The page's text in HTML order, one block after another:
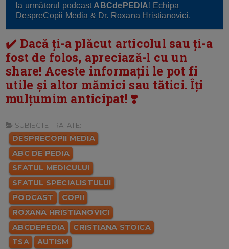
la următorul podcast ABCdePEDIA! Echipa
DespreCopii Media & Dr. Roxana Hristianovici.
✔️ Dacă ți-a plăcut articolul sau ți-a
fost de folos, apreciază-l cu un
share! Aceste informații le pot fi
utile și altor mămici sau tătici. Îți
mulțumim anticipat! ❣️
SUBIECTE TRATATE:
DESPRECOPII MEDIA
ABC DE PEDIA
SFATUL MEDICULUI
SFATUL SPECIALISTULUI
PODCAST
COPII
ROXANA HRISTIANOVICI
ABCDEPEDIA
CRISTIANA STOICA
TSA
AUTISM